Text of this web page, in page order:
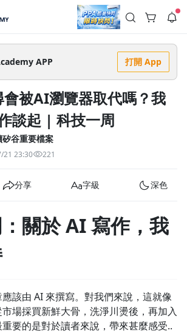
註冊領取 上千元優惠券！
公告
津貼．冷氣房升級｜期間快閃活動
！🚀 酷暑來襲．偷偷在冷氣房升級 📈⭐️ 【冷氣房
】◾單筆滿 NT$2,500 現折 NT$300◾活動期間：
（只有一週）-📣 酷暑季好康 \ 再加碼 /→ 點數回饋
任一課程 or 訂閱✅ 消費即享回饋 1% 點數✅ 滿
2% 點數🎁 此為 PPA 官方帳號 Line@ 專屬活動，加
「渠道專屬活動」及「個人化推播」！
查看全部
APP 打開 App
被AI瀏覽器取代嗎？我
談起 | 科技一周
谷重要檔案
21 23:30 221
分享 字級 深色
關於 AI 寫作，我
該由 AI 來撰寫。對我們來說，這就像
場採買新鮮大骨，洗淨川燙後，再加入
要的是對於讀者來說，帶來甚麼感受..
--:--
1.0x
2.0x
1.5x
0.75x
表
去逛逛
返回播放器